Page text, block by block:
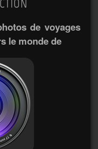
de voyages
le monde de